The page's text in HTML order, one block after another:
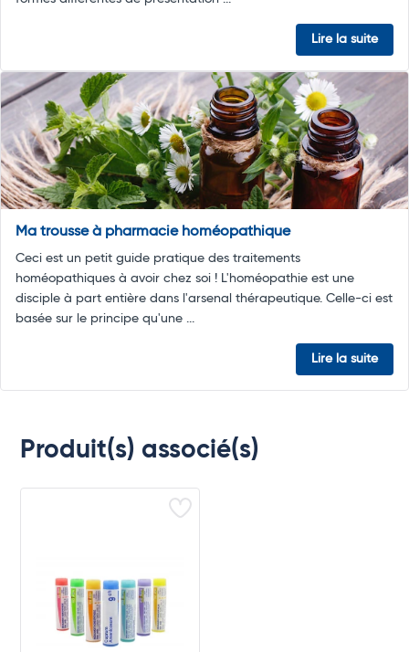
Lire la suite
Ma trousse à pharmacie homéopathique
Ceci est un petit guide pratique des traitements
homéopathiques à avoir chez soi ! L'homéopathie est une
disciple à part entière dans l'arsenal thérapeutique. Celle-ci est
basée sur le principe qu'une ...
Lire la suite
Produit(s) associé(s)